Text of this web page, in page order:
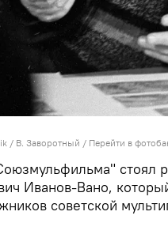
/ В. Заворотный / Перейти в
стоял
Иванов-Вано,
советской